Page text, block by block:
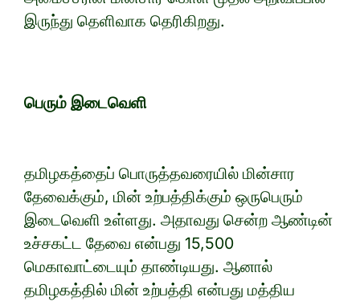
இருந்து தெளிவாக தெரிகிறது.
பெரும் இடைவெளி
தமிழகத்தைப் பொருத்தவரையில் மின்சார
தேவைக்கும், மின் உற்பத்திக்கும் ஒருபெரும்
இடைவெளி உள்ளது. அதாவது சென்ற ஆண்டின்
உச்சகட்ட தேவை என்பது 15,500
மெகாவாட்டையும் தாண்டியது. ஆனால்
தமிழகத்தில் மின் உற்பத்தி என்பது மத்திய